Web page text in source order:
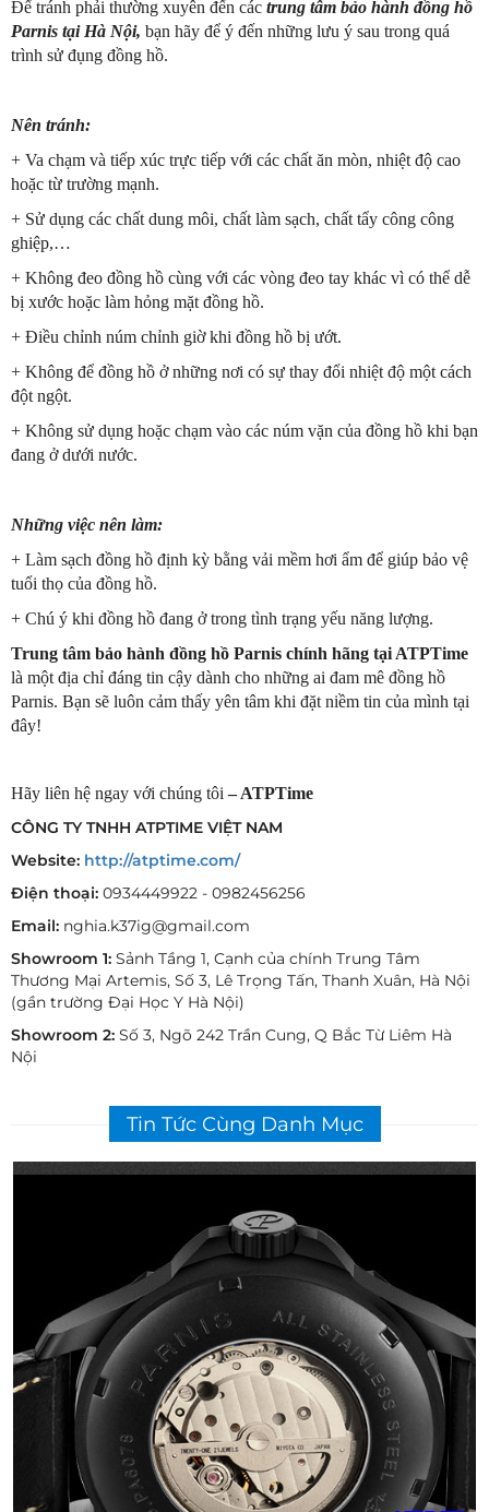
Để tránh phải thường xuyên đến các trung tâm bảo hành đồng hồ
Parnis tại Hà Nội, bạn hãy để ý đến những lưu ý sau trong quá
trình sử đụng đồng hồ.
Nên tránh:
+ Va chạm và tiếp xúc trực tiếp với các chất ăn mòn, nhiệt độ cao
hoặc từ trường mạnh.
+ Sử dụng các chất dung môi, chất làm sạch, chất tẩy công công
ghiệp,…
+ Không đeo đồng hồ cùng với các vòng đeo tay khác vì có thể dễ
bị xước hoặc làm hỏng mặt đồng hồ.
+ Điều chỉnh núm chỉnh giờ khi đồng hồ bị ướt.
+ Không để đồng hồ ở những nơi có sự thay đổi nhiệt độ một cách
đột ngột.
+ Không sử dụng hoặc chạm vào các núm vặn của đồng hồ khi bạn
đang ở dưới nước.
Những việc nên làm:
+ Làm sạch đồng hồ định kỳ bằng vải mềm hơi ẩm để giúp bảo vệ
tuổi thọ của đồng hồ.
+ Chú ý khi đồng hồ đang ở trong tình trạng yếu năng lượng.
Trung tâm bảo hành đồng hồ Parnis chính hãng tại ATPTime
là một địa chỉ đáng tin cậy dành cho những ai đam mê đồng hồ
Parnis. Bạn sẽ luôn cảm thấy yên tâm khi đặt niềm tin của mình tại
đây!
Hãy liên hệ ngay với chúng tôi– ATPTime
CÔNG TY TNHH ATPTIME VIỆT NAM
Website: http://atptime.com/
Điện thoại: 0934449922 - 0982456256
Email: nghia.k37ig@gmail.com
Showroom 1: Sảnh Tầng 1, Cạnh của chính Trung Tâm
Thương Mại Artemis, Số 3, Lê Trọng Tấn, Thanh Xuân, Hà Nội
(gần trường Đại Học Y Hà Nội)
Showroom 2: Số 3, Ngõ 242 Trần Cung, Q Bắc Từ Liêm Hà
Nội
Tin Tức Cùng Danh Mục